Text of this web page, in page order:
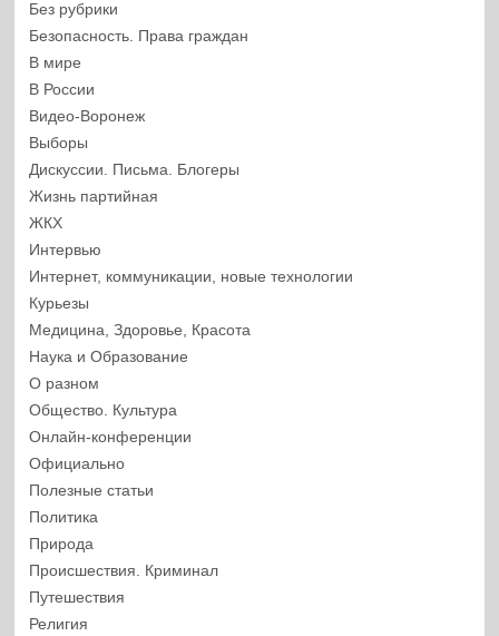
Без рубрики
Безопасность. Права граждан
В мире
В России
Видео-Воронеж
Выборы
Дискуссии. Письма. Блогеры
Жизнь партийная
ЖКХ
Интервью
Интернет, коммуникации, новые технологии
Курьезы
Медицина, Здоровье, Красота
Наука и Образование
О разном
Общество. Культура
Онлайн-конференции
Официально
Полезные статьи
Политика
Природа
Происшествия. Криминал
Путешествия
Религия